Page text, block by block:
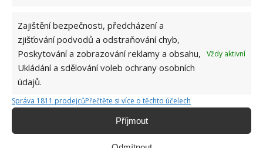
Zajištění bezpečnosti, předcházení a
zjišťování podvodů a odstraňování chyb,
Poskytování a zobrazování reklamy a obsahu,
Ukládání a sdělování voleb ochrany osobních
údajů.
Vždy aktivní
Správa 1811 prodejcůPřečtěte si více o těchto účelech
Příjmout
Přidejte svůj názor
KOMENTOVAT
Absolvent České zemědělské
univerzity, který je již od malička
možné najít v j...